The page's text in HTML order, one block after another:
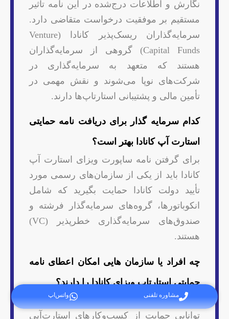
نگارش و اطلاعات درج‌شده در این نامه تأثیر
مستقیم بر موفقیت درخواست متقاضی دارد.
سرمایه‌گذاران ریسک‌پذیر کانادا (Venture
Capital Funds) گروهی از سرمایه‌گذاران
هستند که متعهد به سرمایه‌گذاری در
شرکت‌های نوپا می‌شوند و نقش مهمی در
تأمین مالی و پشتیبانی استارتاپ‌ها دارند.
کدام سرمایه گذار برای دریافت نامه حمایتی
استارت آپ کانادا بهتر است؟
برای گرفتن نامه ساپورت ویزای استارت‌ آپ
کانادا باید از یکی از سازمان‌های رسمی مورد
تأیید دولت کانادا حمایت بگیرید که شامل
انکوباتورها، گروه‌های سرمایه‌گذار فرشته و
صندوق‌های سرمایه‌گذاری خطرپذیر (VC)
هستند.
چه افراد یا سازمان هایی امکان اعطای نامه
حمایتی استارتاپ ویزای کانادا را دارند؟
سه نوع سازمان تعیین‌شده وجود دارد که
توانایی حمایت از کسب‌وکارهای استارت‌آپی
مشاوره تلفنی واتس‌اپ